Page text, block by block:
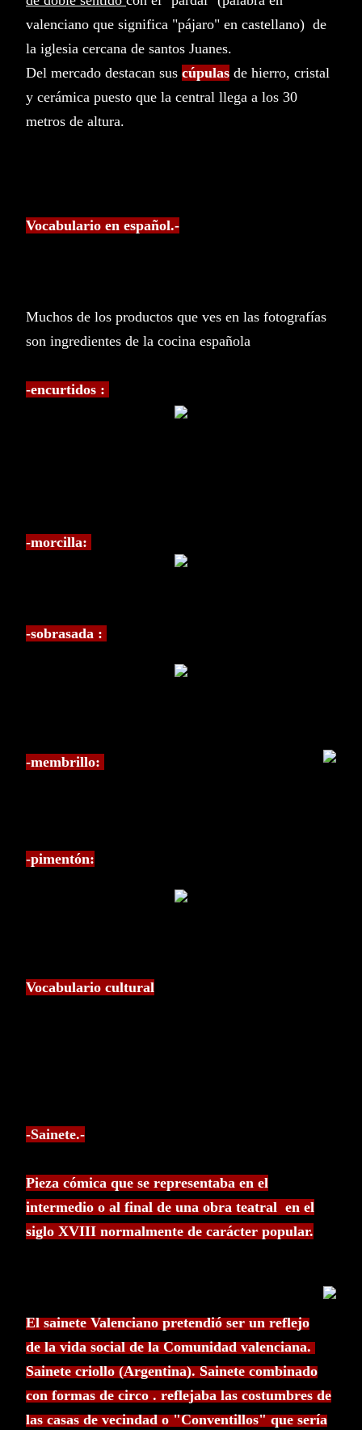
valenciano que significa "pájaro" en castellano) de
la iglesia cercana de santos Juanes.
Del mercado destacan sus cúpulas de hierro, cristal
y cerámica puesto que la central llega a los 30
metros de altura.
Vocabulario en español.-
Muchos de los productos que ves en las fotografías
son ingredientes de la cocina española
-encurtidos :
-morcilla:
-sobrasada :
-membrillo:
-pimentón:
Vocabulario cultural
-Sainete.-
Pieza cómica que se representaba en el
intermedio o al final de una obra teatral en el
siglo XVIII normalmente de carácter popular.
El sainete Valenciano pretendió ser un reflejo
de la vida social de la Comunidad valenciana.
Sainete criollo (Argentina). Sainete combinado
con formas de circo . reflejaba las costumbres de
las casas de vecindad o "Conventillos" que sería